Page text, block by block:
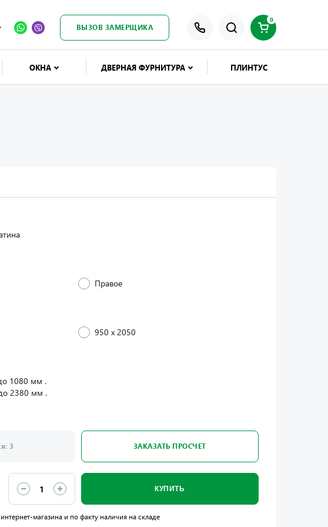
ВЫЗОВ ЗАМЕРЩИКА
0
ОКНА ДВЕРНАЯ ФУРНИТУРА ПЛИНТУС
Правое
950 x 2050
1080 мм .
2380 мм .
3 ЗАКАЗАТЬ ПРОСЧЕТ
КУПИТЬ
магазина и по факту наличия на складе